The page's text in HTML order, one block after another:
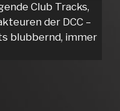
Club Tracks,
der DCC –
blubbernd, immer